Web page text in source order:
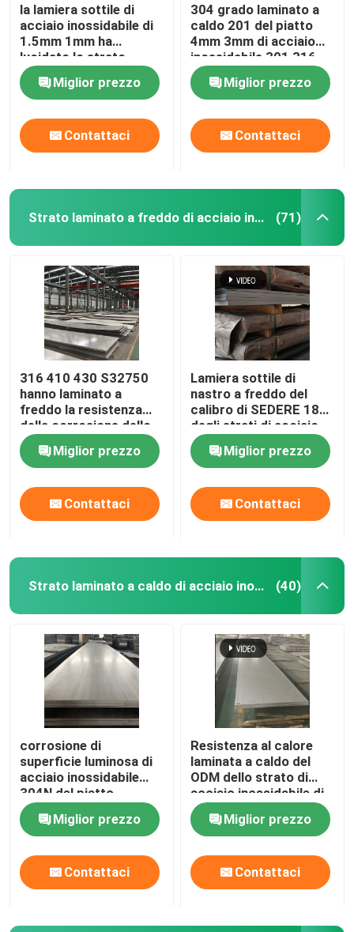
la lamiera sottile di
acciaio inossidabile di
1.5mm 1mm ha
lucidato lo strato
inossidabile 304 2b
Miglior prezzo
Contattaci
304 grado laminato a
caldo 201 del piatto
4mm 3mm di acciaio
inossidabile 301 316
Miglior prezzo
Contattaci
Strato laminato a freddo di acciaio inossidabile (71)
316 410 430 S32750
hanno laminato a
freddo la resistenza
della corrosione dello
strato di acciaio
inossidabile
Miglior prezzo
Contattaci
Lamiera sottile di
nastro a freddo del
calibro di SEDERE 18
degli strati di acciaio
inossidabile di norma
304 di JISMiglior prezzo
Contattaci
Strato laminato a caldo di acciaio inossidabile (40)
corrosione di
superficie luminosa di
acciaio inossidabile
304N del piatto
laminato a caldo dello
strato antiMiglior prezzo
Contattaci
Resistenza al calore
laminata a caldo del
ODM dello strato di
acciaio inossidabile di
larghezza 1500mm
Miglior prezzo
Contattaci